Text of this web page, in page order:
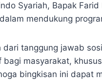
Syariah, Bapak
mendukung
dari tanggung jawab
bagi masyarakat,
bingkisan ini dapat